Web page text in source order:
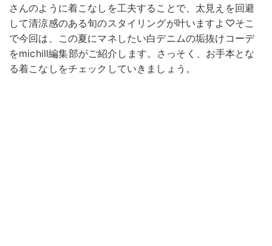
さんのように着こなしを工夫することで、太見えを回避
して清涼感のある旬のスタイリングが叶いますよ♡そこ
で今回は、この夏にマネしたい白デニムの垢抜けコーデ
をmichill編集部がご紹介します。さっそく、お手本とな
る着こなしをチェックしていきましょう。